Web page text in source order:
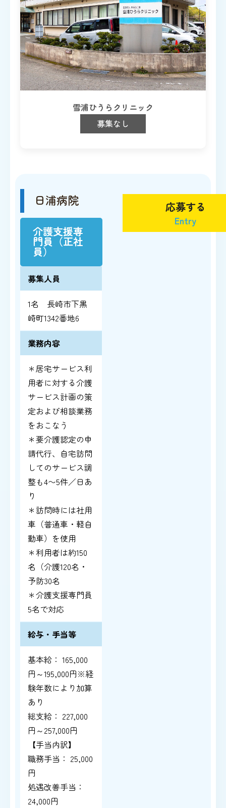
雪浦ひうらクリニック
募集なし
日浦病院
介護支援専
門員（正社
員）
募集人員
1名 長崎市下黒
崎町1342番地6
業務内容
＊居宅サービス利
用者に対する介護
サービス計画の策
定および相談業務
をおこなう
＊要介護認定の申
請代行、自宅訪問
してのサービス調
整も4〜5件／日あ
り
＊訪問時には社用
車（普通車・軽自
動車）を使用
＊利用者は約150
名（介護120名・
予防30名
＊介護支援専門員
5名で対応
給与・手当等
基本給： 165,000
円～195,000円※経
験年数により加算
あり
総支給： 227,000
円～257,000円
【手当内訳】
職務手当： 25,000
円
処遇改善手当：
24,000円
応募する
Entry